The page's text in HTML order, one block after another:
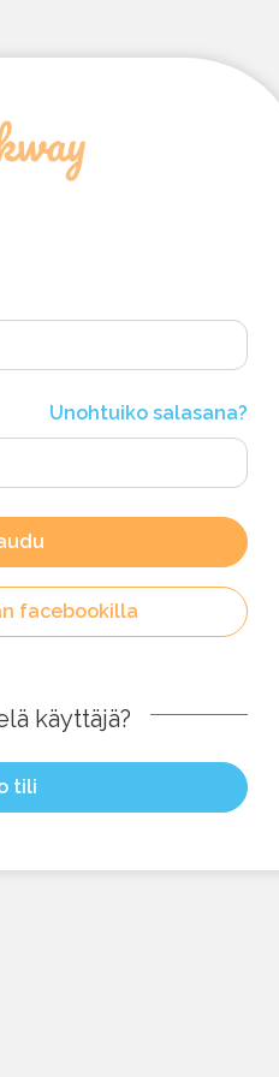
Unohtuiko salasana?
facebookilla
käyttäjä?
tili